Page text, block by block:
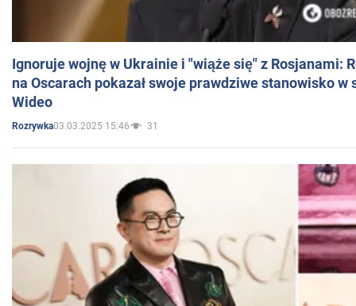
Ignoruje wojnę w Ukrainie i "wiąże się" z Rosjanami:
na Oscarach pokazał swoje prawdziwe stanowisko w
Wideo
Rozrywka03.03.2025 15:46 31